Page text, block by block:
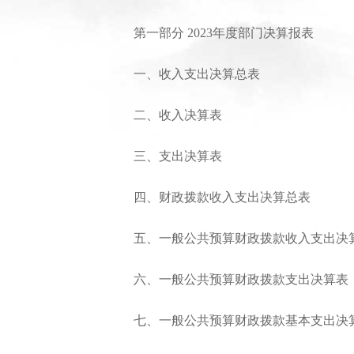
第一部分 2023年度部门决算报表
一、收入支出决算总表
二、收入决算表
三、支出决算表
四、财政拨款收入支出决算总表
五、一般公共预算财政拨款收入支出决
六、一般公共预算财政拨款支出决算表
七、一般公共预算财政拨款基本支出决